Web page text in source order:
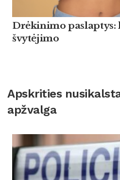
Drėkinimo paslaptys:
švytėjimo
Apskrities
apžvalga